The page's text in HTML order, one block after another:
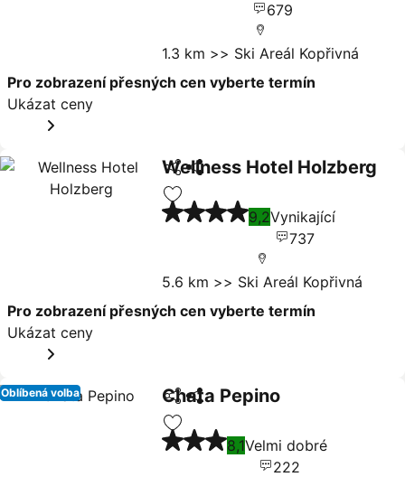
679
1.3 km >> Ski Areál Kopřivná
Pro zobrazení přesných cen vyberte termín
Ukázat ceny
Sdílet
Přidat na seznam oblíbených
Wellness Hotel Holzberg
Ukázat ceny
4 Počet hvězdiček
9,2Vynikající
737
5.6 km >> Ski Areál Kopřivná
Pro zobrazení přesných cen vyberte termín
Ukázat ceny
Oblíbená volba Sdílet
Přidat na seznam oblíbených
Chata Pepino
Ukázat ceny
3 Počet hvězdiček
8,1Velmi dobré
222